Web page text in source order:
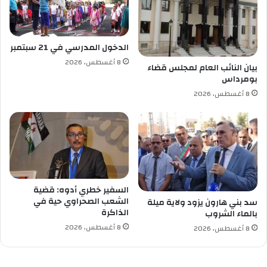
ة
ا
ل
إ
ن
ت
خ
ا
ي
ة
ع
ا
ل
ح
ك
و
م
ة
بيان النائب العام لمجلس قضاء
بومرداس
8 أغسطس، 2026
الدخول المدرسي في 21 سبتمبر
8 أغسطس، 2026
سد بني هارون يزود ولاية ميلة
بالماء الشروب
8 أغسطس، 2026
السفير خطري أدوه: قضية
الشعب الصحراوي حية في
الذاكرة
8 أغسطس، 2026